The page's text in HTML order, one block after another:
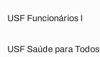
USF Funcionários I
USF Saúde para Todos